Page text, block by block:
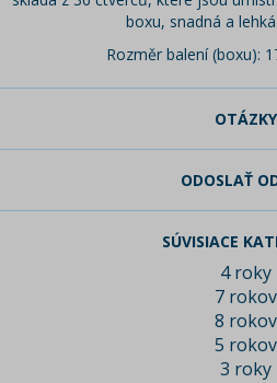
boxu, snadná a
Rozměr balení (boxu):
OTÁZKY
ODOSLAŤ
SÚVISIACE
4 roky
7 rokov
8 rokov
5 rokov
3 roky